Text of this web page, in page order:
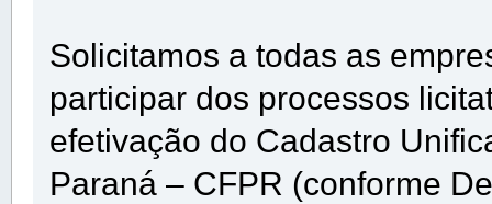
Solicitamos a todas as
participar dos processos
efetivação do Cadastro
Paraná – CFPR (conforme